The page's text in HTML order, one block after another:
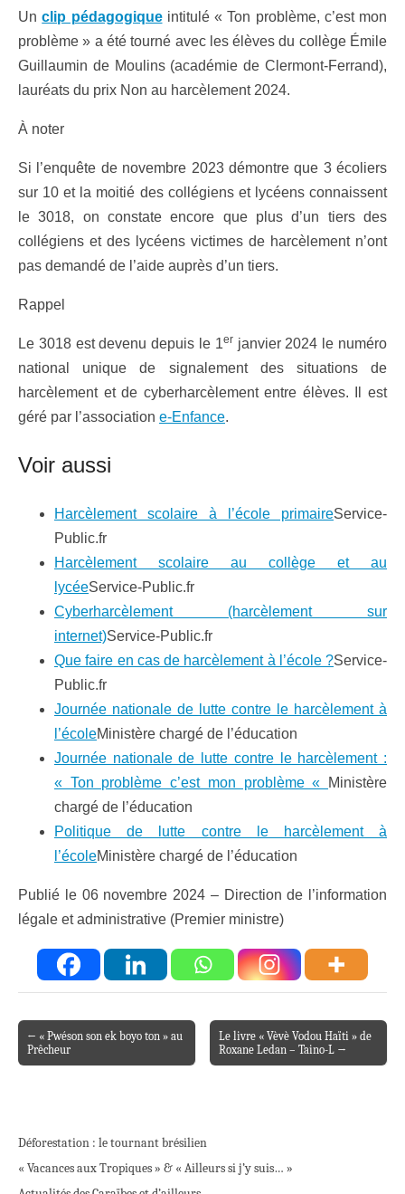
Unclip pédagogiqueintitulé « Ton problème, c’est mon
problème » a été tourné avec les élèves du collège Émile
Guillaumin de Moulins (académie de Clermont-Ferrand),
lauréats du prix Non au harcèlement 2024.
À noter
Si l’enquête de novembre 2023 démontre que 3 écoliers
sur 10 et la moitié des collégiens et lycéens connaissent
le 3018, on constate encore que plus d’un tiers des
collégiens et des lycéens victimes de harcèlement n’ont
pas demandé de l’aide auprès d’un tiers.
Rappel
Le 3018 est devenu depuis le 1er janvier 2024 le numéro
national unique de signalement des situations de
harcèlement et de cyberharcèlement entre élèves. Il est
géré par l’association e-Enfance.
Voir aussi
Harcèlement scolaire à l’école primaireService-
Public.fr
Harcèlement scolaire au collège et au
lycéeService-Public.fr
Cyberharcèlement (harcèlement sur
internet)Service-Public.fr
Que faire en cas de harcèlement à l’école ?Service-
Public.fr
Journée nationale de lutte contre le harcèlement à
l’écoleMinistère chargé de l’éducation
Journée nationale de lutte contre le harcèlement :
« Ton problème c’est mon problème «
Ministère
chargé de l’éducation
Politique de lutte contre le harcèlement à
l’écoleMinistère chargé de l’éducation
Publié le 06 novembre 2024 – Direction de l’information
légale et administrative (Premier ministre)
Post navigation
← « Pwéson son ek boyo ton » au
Prêcheur
Le livre « Vèvè Vodou Haïti » de
Roxane Ledan – Taino-L →
Déforestation : le tournant brésilien
« Vacances aux Tropiques » & « Ailleurs si j’y suis… »